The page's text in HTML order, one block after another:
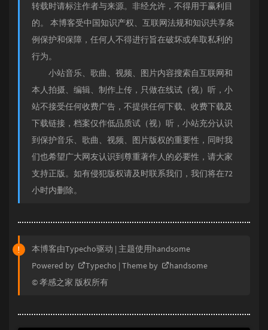
转载时请标注作者与来源。非经允许，不得用于赢利目
的。 本博客受中国知识产权、互联网法规和知识共享条
例保护和保障，任何人不得进行旨在破坏或牟取私利的
行为。
小站音乐、歌曲、视频、图片内容搜索自互联网和
本人拍摄、编辑、制作上传，只做在线试（视）听，小
站不接受任何收费广告，不提供任何下载、收费下载及
下载链接，档案仅作低品质试（视）听，小站充分认识
到保护音乐、歌曲、视频、图片版权的重要性，同时我
们也希望广大网友认识到尊重著作人的必要性，请大家
支持正版。如有侵犯版权请及时联系我们，我们将在72
小时内删除。
本博客由Typecho驱动 | 主题使用handsome
Powered by
Typecho | Theme by
handsome
© 孝感之家 版权所有